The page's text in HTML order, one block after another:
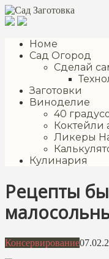
Перейти
к
Номе
Сад Огород
Сделай
Заготовки
Виноделие
40
Коктейли
Ликеры
Кулинария
Рецепты
Консервирование